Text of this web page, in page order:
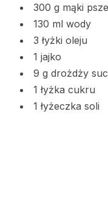
300 g mąki
130 ml wody
3 łyżki oleju
1 jajko
9 g drożdży
1 łyżka cukru
1 łyżeczka soli